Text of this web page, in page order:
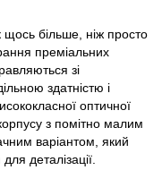
більше, ніж просто
преміальних
зі
здатністю і
оптичної
корпусу з помітно малим
варіантом, який
деталізації.